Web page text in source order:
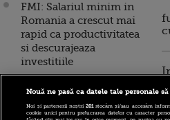
FMI: Salariul minim in
Romania a crescut mai
rapid ca productivitatea
si descurajeaza
investitiile
Salariul mediu net a
aprilie. Romanii cel mai
Nouă ne pasă ca datele tale personale
Noi și partenerii noștri201stocăm și/sau accesăm
cookie unici pentru prelucrarea datelor cu caracter